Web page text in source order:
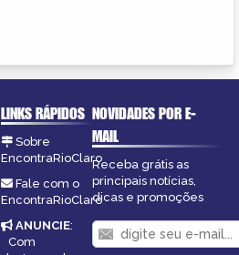
LINKS RÁPIDOS
Sobre
EncontraRioClaro
Fale com o
EncontraRioClaro
ANUNCIE:
Com
NOVIDADES POR E-
MAIL
Receba grátis as
principais notícias,
dicas e promoções